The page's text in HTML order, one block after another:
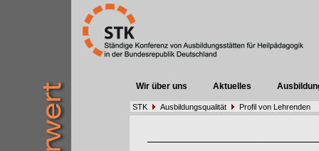
Wir über uns Aktuelles
STK Ausbildungsqualität Profil von Lehrenden